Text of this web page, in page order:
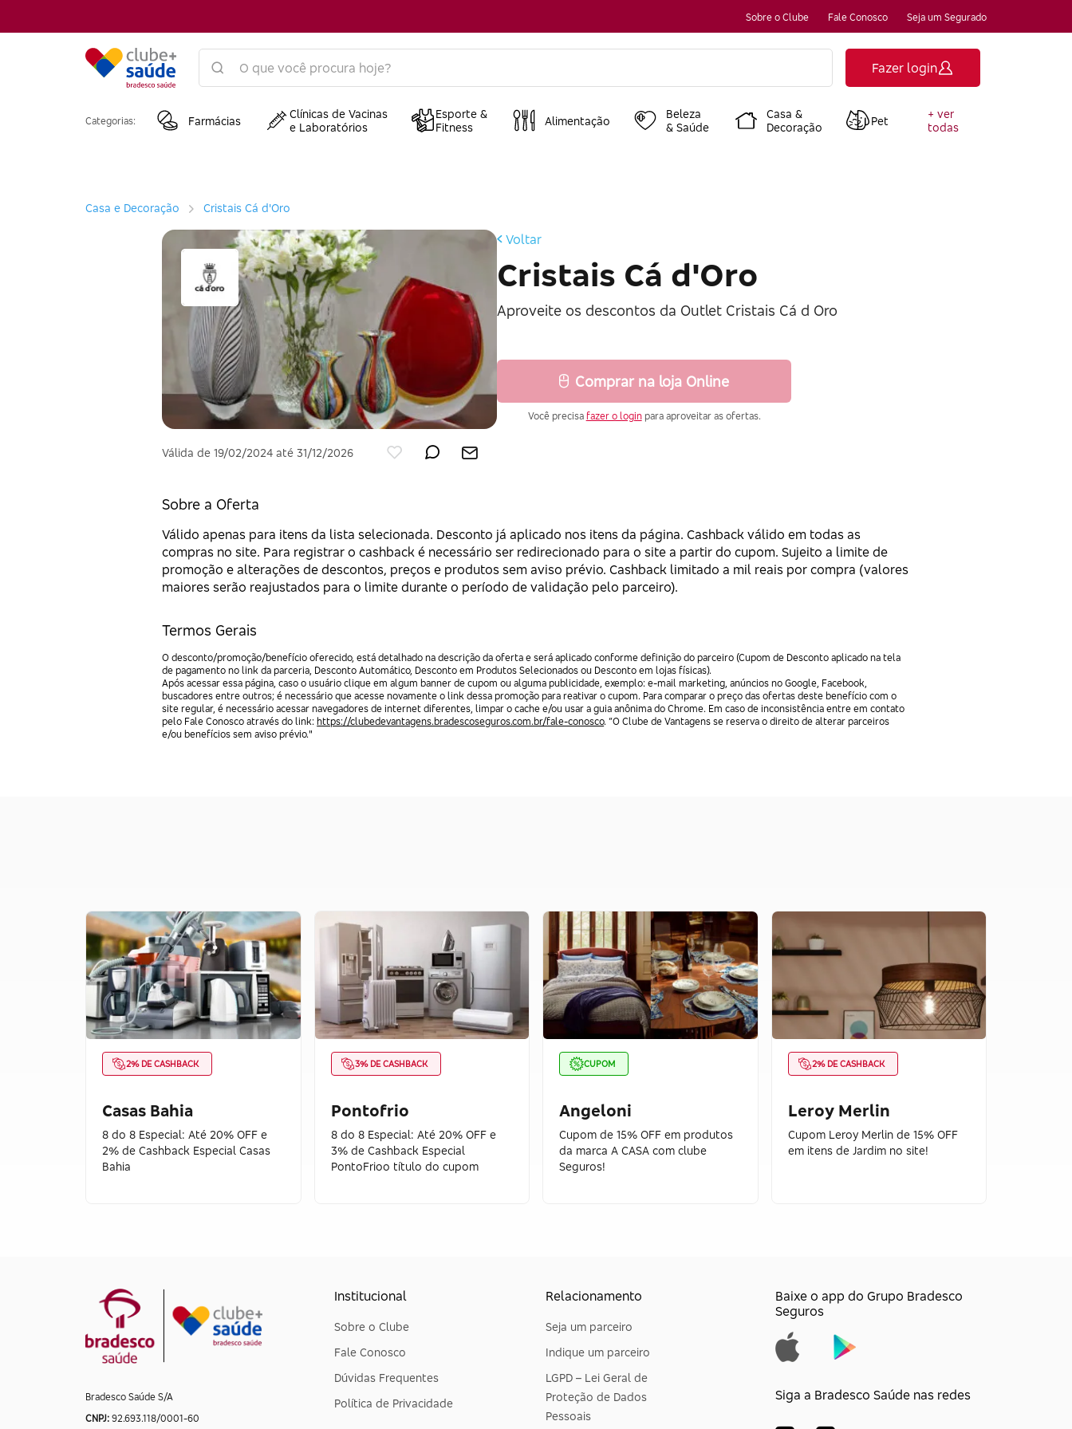
Sobre o Clube Fale Conosco Seja um Segurado
Fazer login
Categorias: Farmácias
Clínicas de Vacinas
e Laboratórios
Esporte &
Fitness
Alimentação
Beleza
& Saúde
Casa &
Decoração
Pet
+ ver
todas
Casa e Decoração Cristais Cá d'Oro
Válida de 19/02/2024 até 31/12/2026
Voltar
Cristais Cá d'Oro
Aproveite os descontos da Outlet Cristais Cá d Oro
Comprar na loja Online
Você precisa fazer o loginpara aproveitar as ofertas.
Sobre a Oferta
Válido apenas para itens da lista selecionada. Desconto já aplicado nos itens da página. Cashback válido em todas as
compras no site. Para registrar o cashback é necessário ser redirecionado para o site a partir do cupom. Sujeito a limite de
promoção e alterações de descontos, preços e produtos sem aviso prévio. Cashback limitado a mil reais por compra (valores
maiores serão reajustados para o limite durante o período de validação pelo parceiro).
Termos Gerais
O desconto/promoção/benefício oferecido, está detalhado na descrição da oferta e será aplicado conforme definição do parceiro (Cupom de Desconto aplicado na tela
de pagamento no link da parceria, Desconto Automático, Desconto em Produtos Selecionados ou Desconto em lojas físicas).
Após acessar essa página, caso o usuário clique em algum banner de cupom ou alguma publicidade, exemplo: e-mail marketing, anúncios no Google, Facebook,
buscadores entre outros; é necessário que acesse novamente o link dessa promoção para reativar o cupom. Para comparar o preço das ofertas deste benefício com o
site regular, é necessário acessar navegadores de internet diferentes, limpar o cache e/ou usar a guia anônima do Chrome. Em caso de inconsistência entre em contato
pelo Fale Conosco através do link: https://clubedevantagens.bradescoseguros.com.br/fale-conosco. “O Clube de Vantagens se reserva o direito de alterar parceiros
e/ou benefícios sem aviso prévio."
2% DE CASHBACK
Casas Bahia
8 do 8 Especial: Até 20% OFF e
2% de Cashback Especial Casas
Bahia
3% DE CASHBACK
Pontofrio
8 do 8 Especial: Até 20% OFF e
3% de Cashback Especial
PontoFrioo título do cupom
CUPOM
Angeloni
Cupom de 15% OFF em produtos
da marca A CASA com clube
Seguros!
2% DE CASHBACK
Leroy Merlin
Cupom Leroy Merlin de 15% OFF
em itens de Jardim no site!
Bradesco Saúde S/A
CNPJ: 92.693.118/0001-60
Institucional
Sobre o Clube
Fale Conosco
Dúvidas Frequentes
Política de Privacidade
Relacionamento
Seja um parceiro
Indique um parceiro
LGPD – Lei Geral de
Proteção de Dados
Pessoais
Baixe o app do Grupo Bradesco
Seguros
Siga a Bradesco Saúde nas redes